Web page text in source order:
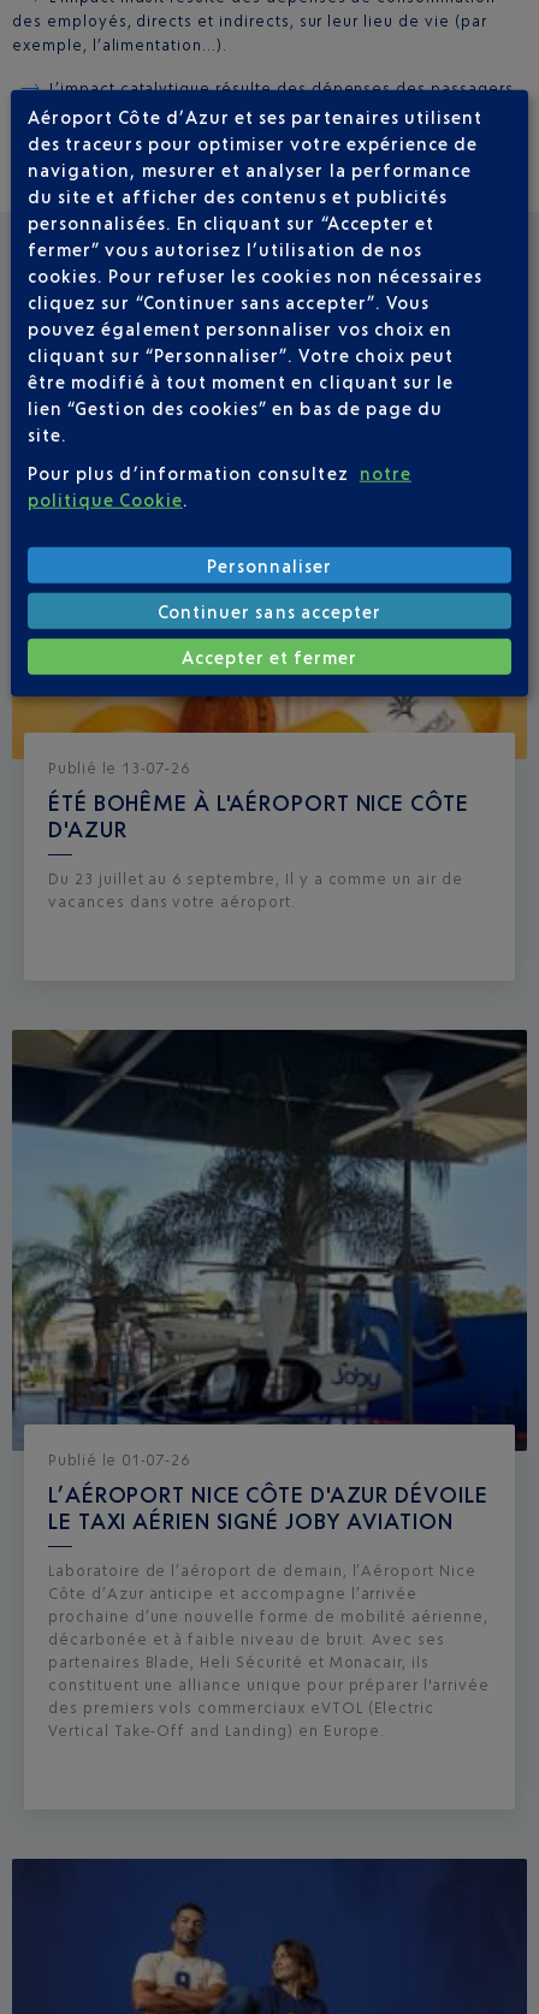
des employés, directs et indirects, sur leur lieu de vie (par
exemple, l’alimentation…).
L’impact catalytique résulte des dépenses des passagers
non-résidents sur le territoire et hors du site aéroportuaire (par
exemple, les hôtels, les restaurants, les loisirs…)
VOIR LES AUTRES ACTUALITÉS
Publié le 13-07-26
ÉTÉ BOHÊME À L'AÉROPORT NICE CÔTE
D'AZUR
Du 23 juillet au 6 septembre, Il y a comme un air de
vacances dans votre aéroport.
Publié le 01-07-26
L’AÉROPORT NICE CÔTE D'AZUR DÉVOILE
LE TAXI AÉRIEN SIGNÉ JOBY AVIATION
Laboratoire de l’aéroport de demain, l’Aéroport Nice
Côte d’Azur anticipe et accompagne l’arrivée
prochaine d’une nouvelle forme de mobilité aérienne,
décarbonée et à faible niveau de bruit. Avec ses
partenaires Blade, Heli Sécurité et Monacair, ils
constituent une alliance unique pour préparer l'arrivée
des premiers vols commerciaux eVTOL (Electric
Vertical Take-Off and Landing) en Europe.
Aéroport Côte d’Azur et ses partenaires utilisent
des traceurs pour optimiser votre expérience de
navigation, mesurer et analyser la performance
du site et afficher des contenus et publicités
personnalisées. En cliquant sur “Accepter et
fermer” vous autorisez l’utilisation de nos
cookies. Pour refuser les cookies non nécessaires
cliquez sur “Continuer sans accepter”. Vous
pouvez également personnaliser vos choix en
cliquant sur “Personnaliser”. Votre choix peut
être modifié à tout moment en cliquant sur le
lien “Gestion des cookies” en bas de page du
site.
Pour plus d’information consultez
notre
politique Cookie.
Personnaliser
Continuer sans accepter
Accepter et fermer